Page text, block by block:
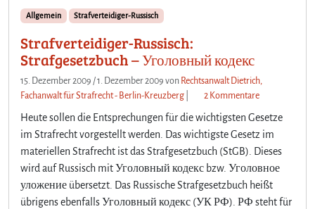
e
m
A
n
w
t
e
i
n
Allgemein Strafverteidiger-Russisch
Strafverteidiger-Russisch:
Strafgesetzbuch – Уголовный кодекс
15. Dezember 2009 /1. Dezember 2009 von Rechtsanwalt Dietrich,
Fachanwalt für Strafrecht - Berlin-Kreuzberg
2 Kommentarez
t
r
a
f
v
Heute sollen die Entsprechungen für die wichtigsten Gesetze
im Strafrecht vorgestellt werden. Das wichtigste Gesetz im
materiellen Strafrecht ist das Strafgesetzbuch (StGB). Dieses
wird auf Russisch mit Уголовный кодекс bzw. Уголовное
уложение übersetzt. Das Russische Strafgesetzbuch heißt
übrigens ebenfalls Уголовный кодекс (УК РФ). РФ steht für